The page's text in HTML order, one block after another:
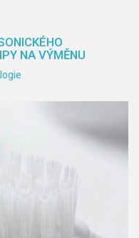
NA VÝMĚNU